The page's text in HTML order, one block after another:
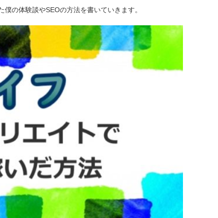
の体験談やSEOの方法を書いていきます。